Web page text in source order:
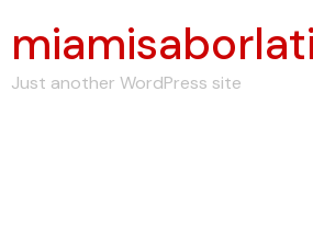
Just another WordPress site